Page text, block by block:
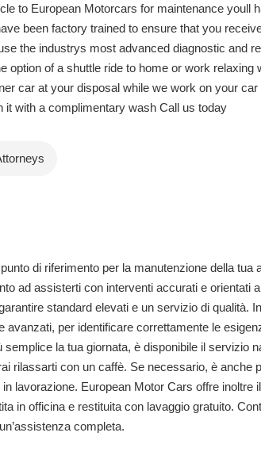
to European Motorcars for maintenance youll
been factory trained to ensure that you
the industrys most advanced diagnostic and
option of a shuttle ride to home or work relaxing
car at your disposal while we work on your
it with a complimentary wash Call us today
di riferimento per la manutenzione della tua
ad assisterti con interventi accurati e orientati
standard elevati e un servizio di qualità.
avanzati, per identificare correttamente le
semplice la tua giornata, è disponibile il servizio
rilassarti con un caffè. Se necessario, è anche
lavorazione. European Motor Cars offre inoltre
in officina e restituita con lavaggio gratuito.
completa.